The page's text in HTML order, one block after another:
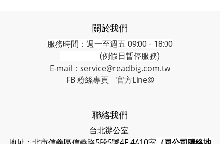
關於我們
服務時間：週一至週五 09:00 - 18:00
(例假日暫停服務)
E-mail：service@readbig.com.tw
FB 粉絲專頁
官方Line@
聯絡我們
台北辦公室